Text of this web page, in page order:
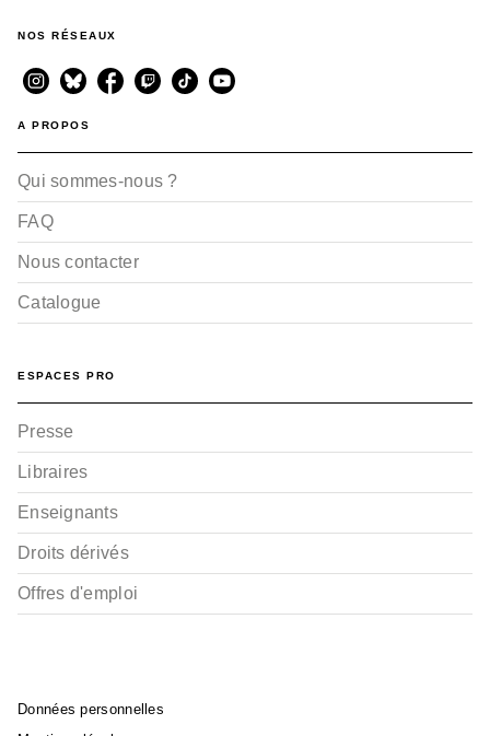
NOS RÉSEAUX
A PROPOS
Qui sommes-nous ?
FAQ
Nous contacter
Catalogue
ESPACES PRO
Presse
Libraires
Enseignants
Droits dérivés
Offres d'emploi
Données personnelles